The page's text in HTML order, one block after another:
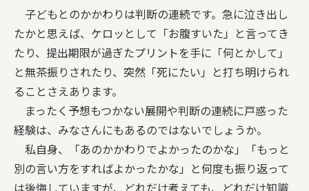
子どもとのかかわりは判断の連続です。急に泣き出し
たかと思えば、ケロッとして「お腹すいた」と言ってき
たり、提出期限が過ぎたプリントを手に「何とかして」
と無茶振りされたり、突然「死にたい」と打ち明けられ
ることさえあります。
まったく予想もつかない展開や判断の連続に戸惑った
経験は、みなさんにもあるのではないでしょうか。
私自身、「あのかかわりでよかったのかな」「もっと
別の言い方をすればよかったかな」と何度も振り返って